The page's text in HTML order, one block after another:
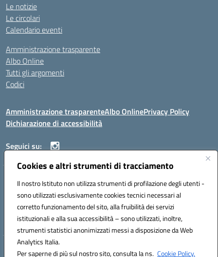
Cookies e altri strumenti di tracciamento
Il nostro Istituto non utilizza strumenti di profilazione degli utenti -
sono utilizzati esclusivamente cookies tecnici necessari al
corretto funzionamento del sito, alla fruibilità dei servizi
istituzionali e alla sua accessibilità – sono utilizzati, inoltre,
strumenti statistici anonimizzati messi a disposizione da Web
Analytics Italia.
Per saperne di più sul nostro sito, consulta la ns. Cookie Policy.
Le notizie
Le circolari
Calendario eventi
Amministrazione trasparente
Albo Online
Tutti gli argomenti
Codici
Amministrazione trasparenteAlbo OnlinePrivacy Policy
Dichiarazione di accessibilità
Seguici su:
ISTITUTO ISTRUZIONE SUPERIORE ANGELO ROTH
Codice fiscale: 80004310902 Codice meccanografico: SSIS019006
Telefono: 079951627
Mail: SSIS019006@istruzione.it PEC: SSIS019006@pec.istruzione.it
Hosting & Powered by 3D Solution S.r.l.